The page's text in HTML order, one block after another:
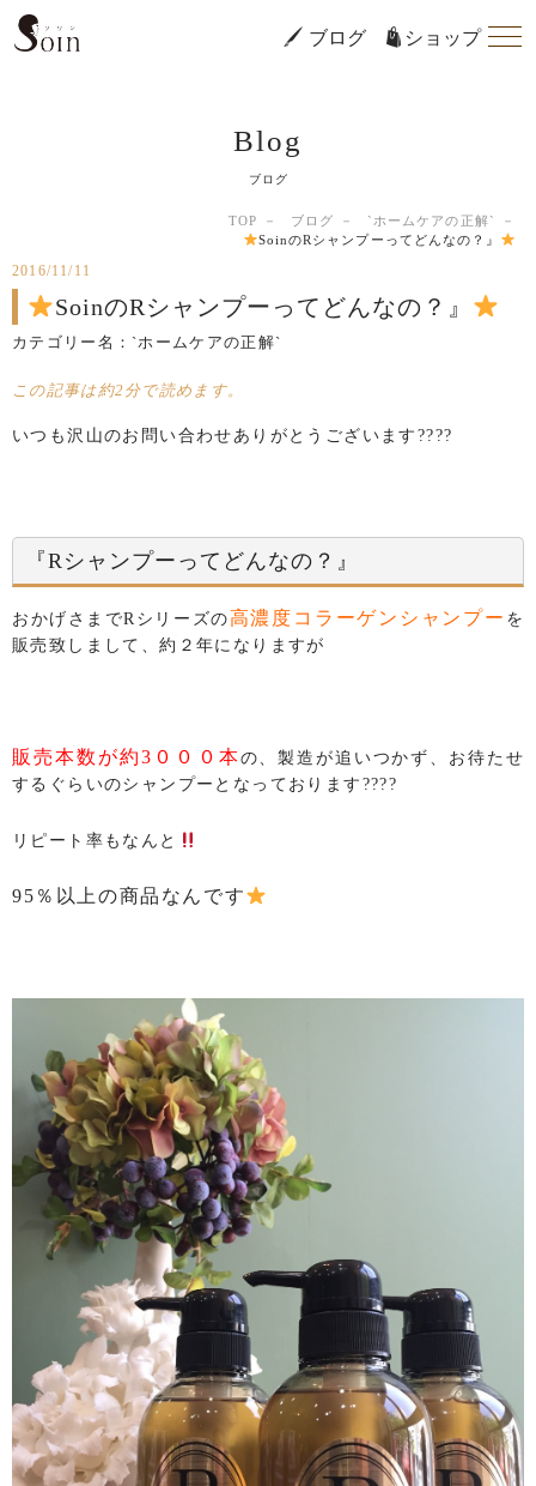
ブログ ショップ
Blog
ブログ
TOP ブログ
`ホームケアの正解`
SoinのRシャンプーってどんなの？』
2016/11/11
SoinのRシャンプーってどんなの？』
カテゴリー名： `ホームケアの正解`
この記事は約2分で読めます。
いつも沢山のお問い合わせありがとうございます????
『Rシャンプーってどんなの？』
おかげさまでRシリーズの高濃度コラーゲンシャンプー を
販売致しまして、約２年になりますが
販売本数が約3０００本の、製造が追いつかず、お待たせ
するぐらいのシャンプーとなっております????
リピート率もなんと
95％以上の商品なんです